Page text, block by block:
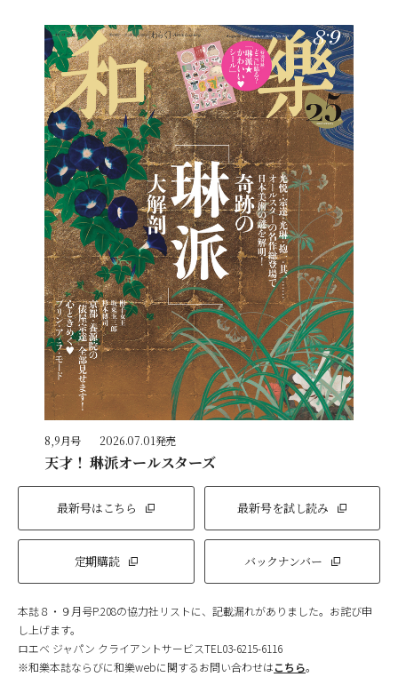
8,9月号 2026.07.01発売
天才！ 琳派オールスターズ
最新号はこちら 最新号を試し読み
定期購読 バックナンバー
本誌８・９月号P.208の協力社リストに、記載漏れがありました。お詫び申
し上げます。
ロエベ ジャパン クライアントサービスTEL03-6215-6116
※和樂本誌ならびに和樂webに関するお問い合わせはこちら。